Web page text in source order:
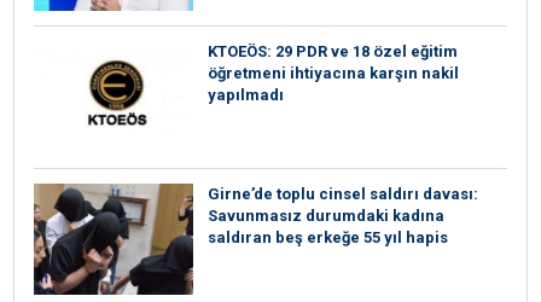
KTOEÖS: 29 PDR ve 18 özel eğitim
öğretmeni ihtiyacına karşın nakil
yapılmadı
Girne’de toplu cinsel saldırı davası:
Savunmasız durumdaki kadına
saldıran beş erkeğe 55 yıl hapis